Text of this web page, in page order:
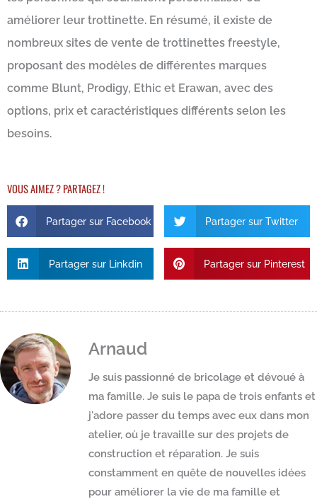
améliorer leur trottinette. En résumé, il existe de
nombreux sites de vente de trottinettes freestyle,
proposant des modèles de différentes marques
comme Blunt, Prodigy, Ethic et Erawan, avec des
options, prix et caractéristiques différents selon les
besoins.
VOUS AIMEZ ? PARTAGEZ !
Partager sur Facebook Partager sur Twitter
Partager sur Linkdin Partager sur Pinterest
Arnaud
Je suis passionné de bricolage et dévoué à
ma famille. Je suis le papa de trois enfants et
j'adore passer du temps avec eux dans mon
atelier, où je travaille sur des projets de
construction et réparation. Je suis
constamment en quête de nouvelles idées
pour améliorer la vie de ma famille et